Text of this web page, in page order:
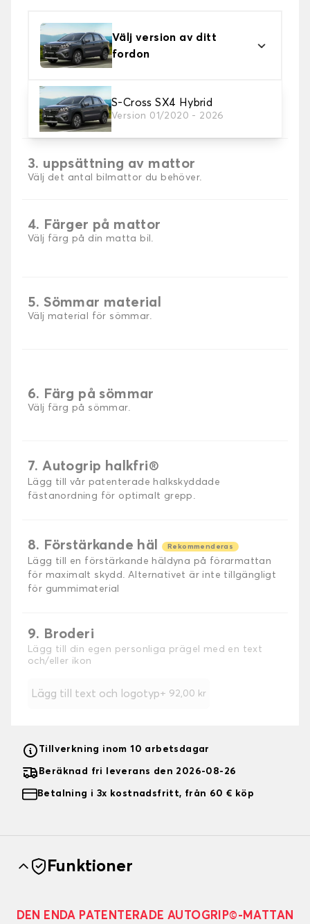
Välj version av ditt
fordon
S-Cross SX4 Hybrid
Version 01/2020 - 2026
2. Material
Välj material för din bilmatta.
3. uppsättning av mattor
Välj det antal bilmattor du behöver.
4. Färger på mattor
Välj färg på din matta bil.
5. Sömmar material
Välj material för sömmar.
6. Färg på sömmar
Välj färg på sömmar.
7. Autogrip halkfri®
Lägg till vår patenterade halkskyddade
fästanordning för optimalt grepp.
8. Förstärkande häl Rekommenderas
Lägg till en förstärkande häldyna på förarmattan
för maximalt skydd. Alternativet är inte tillgängligt
för gummimaterial
9. Broderi
Lägg till din egen personliga prägel med en text
och/eller ikon
Lägg till text och logotyp+ 92,00 kr
Tillverkning inom 10 arbetsdagar
Beräknad fri leverans den 2026-08-26
Betalning i 3x kostnadsfritt, från 60 € köp
Funktioner
DEN ENDA PATENTERADE AUTOGRIP©-MATTAN